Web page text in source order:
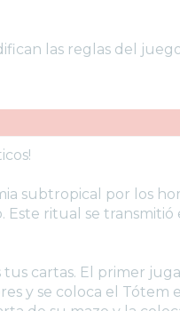
las reglas del
subtropical por los
ritual se
cartas. El primer
y se coloca el